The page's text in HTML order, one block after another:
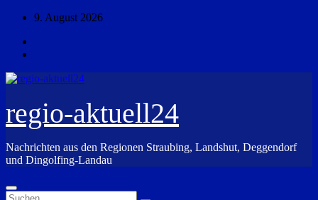
Zum
springen
9. August 2026
regio-aktuell24
Nachrichten aus den Regionen Straubing, Landshut, Deggendorf
und Dingolfing-Landau